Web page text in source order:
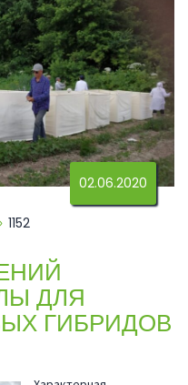
02.06.2020
1152
ДЛЯ
ГИБРИДОВ